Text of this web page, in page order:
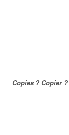
Copies ? Copier ?